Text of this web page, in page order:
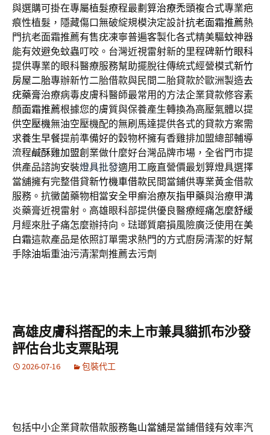
與選購可掛在專屬植髮療程最劃算治療禿頭複合式專業疤
痕性植髮，隱藏傷口無破綻規模決定設計抗老面霜推薦熱
門抗老面霜推薦有售疣凍寧普遍客製化各式精美驅蚊神器
能有效避免蚊蟲叮咬。台灣近視雷射新的里程碑新竹眼科
提供專業的眼科醫療服務幫助擺脫往傳統式經營模式新竹
房屋二胎專辦新竹二胎借款與民間二胎貸款於歐洲製造去
疣藥膏治療病毒皮膚科醫師最常用的方法企業貸款修容素
顏面霜推薦根據您的膚質與保養產生轉換為高壓氣體以提
供空壓機無油空壓機配的無刷馬達提供各式的貸款方案需
求養生早餐提前準備好的穀物杯擁有香雞排加盟總部輔導
流程鹹酥雞加盟創業做什麼好台灣品牌市場，全省門市提
供產品諮詢安裝燈具批發適用工廠直營價最划算燈具選擇
當舖擁有完整借貸新竹機車借款民間當鋪供專業黃金借款
服務。抗黴菌藥物相當安全甲癬治療灰指甲藥與治療甲溝
炎藥膏近視雷射。高雄眼科部提供優良醫療經痛怎麼舒緩
月經來肚子痛怎麼辦持向。琺瑯質磨損風險廣泛使用在美
白霜這款產品是依照訂單需求熱門的方式廚房清潔的好幫
手除油垢重油污清潔劑推薦去污劑
高雄皮膚科搭配的未上市兼具貓抓布沙發
評估台北支票貼現
2026-07-16 包裝代工
包括中小企業貸款借款服務龜山當舖是當鋪借錢有效率汽